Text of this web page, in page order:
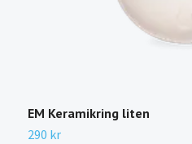
EM Keramikring liten
290 kr